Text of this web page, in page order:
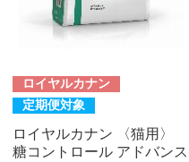
ロイヤルカナン
定期便対象
ロイヤルカナン 〈猫用〉
糖コントロール アドバンス